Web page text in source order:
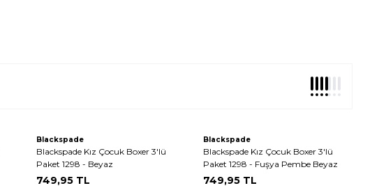
Blackspade
Blackspade Kız Çocuk Boxer 3'lü
Paket 1298 - Beyaz
749,95 TL
Blackspade
Blackspade Kız Çocuk Boxer 3'lü
Paket 1298 - Fuşya Pembe Beyaz
749,95TL